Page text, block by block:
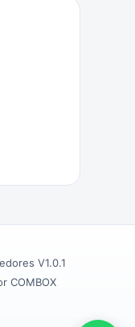
V1.0.1
COMBOX